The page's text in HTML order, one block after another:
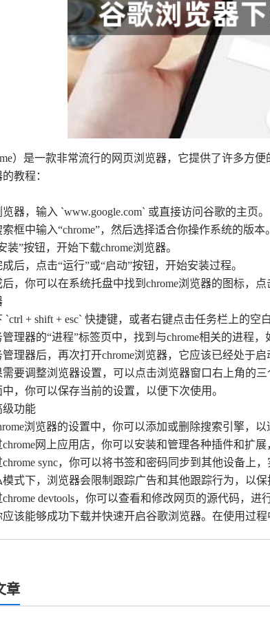
）是一款非常流行的网页浏览器，它提供了许多
教程：
器，输入 `www.google.com` 或直接访问谷歌的主页。
框中输入“chrome”，然后选择适合你操作系统的版本
”按钮，开始下载chrome浏览器。
后，点击“运行”或“启动”按钮，开始安装过程。
，你可以在系统托盘中找到chrome浏览器的图标，点
+ shift + esc` 快捷键，或者右键点击任务栏上的空
理器的“进程”标签页中，找到与chrome相关的进程，
理器后，再次打开chrome浏览器，它应该已经处于启
要调整浏览器设置，可以点击浏览器窗口右上角的
，你可以保存当前的设置，以便下次使用。
级功能
浏览器的设置中，你可以添加或删除搜索引擎，以
网上应用店，你可以安装和管理各种插件和扩展
sync，你可以将书签和密码同步到其他设备上，
式下，浏览器会限制跟踪广告和其他跟踪行为，以保
devtools，你可以查看和修改网页的源代码，进
该能够成功下载并快速开启谷歌浏览器。在使用过
章